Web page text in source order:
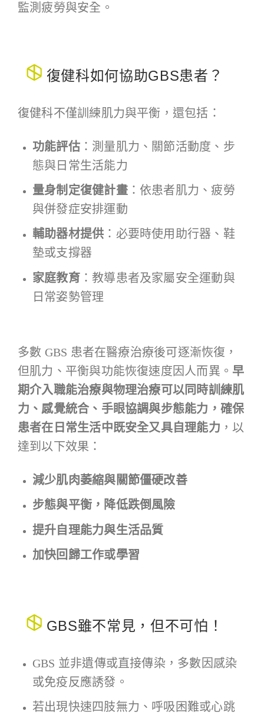
監測疲勞與安全。
復健科如何協助GBS患者？
復健科不僅訓練肌力與平衡，還包括：
功能評估：測量肌力、關節活動度、步
態與日常生活能力
量身制定復健計畫：依患者肌力、疲勞
與併發症安排運動
輔助器材提供 ：必要時使用助行器、鞋
墊或支撐器
家庭教育：教導患者及家屬安全運動與
日常姿勢管理
多數 GBS 患者在醫療治療後可逐漸恢復，
但肌力、平衡與功能恢復速度因人而異。 早
期介入職能治療與物理治療可以同時訓練肌
力、感覺統合、手眼協調與步態能力，確保
患者在日常生活中既安全又具自理能力 ，以
達到以下效果：
減少肌肉萎縮與關節僵硬改善
步態與平衡，降低跌倒風險
提升自理能力與生活品質
加快回歸工作或學習
GBS雖不常見，但不可怕！
GBS 並非遺傳或直接傳染，多數因感染
或免疫反應誘發。
若出現快速四肢無力、呼吸困難或心跳